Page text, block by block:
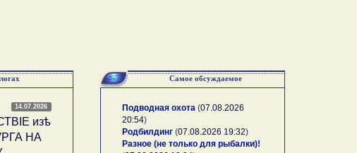
14.07.2026
изѣ
НА
Самое обсуждаемое
Подводная охота(07.08.2026
20:54)
Родбилдинг(07.08.2026 19:32)
Разное (не только для рыбалки)!